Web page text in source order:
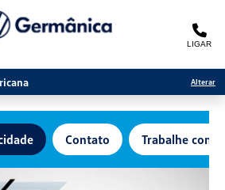
LIGAR
Alterar
Contato Trabalhe